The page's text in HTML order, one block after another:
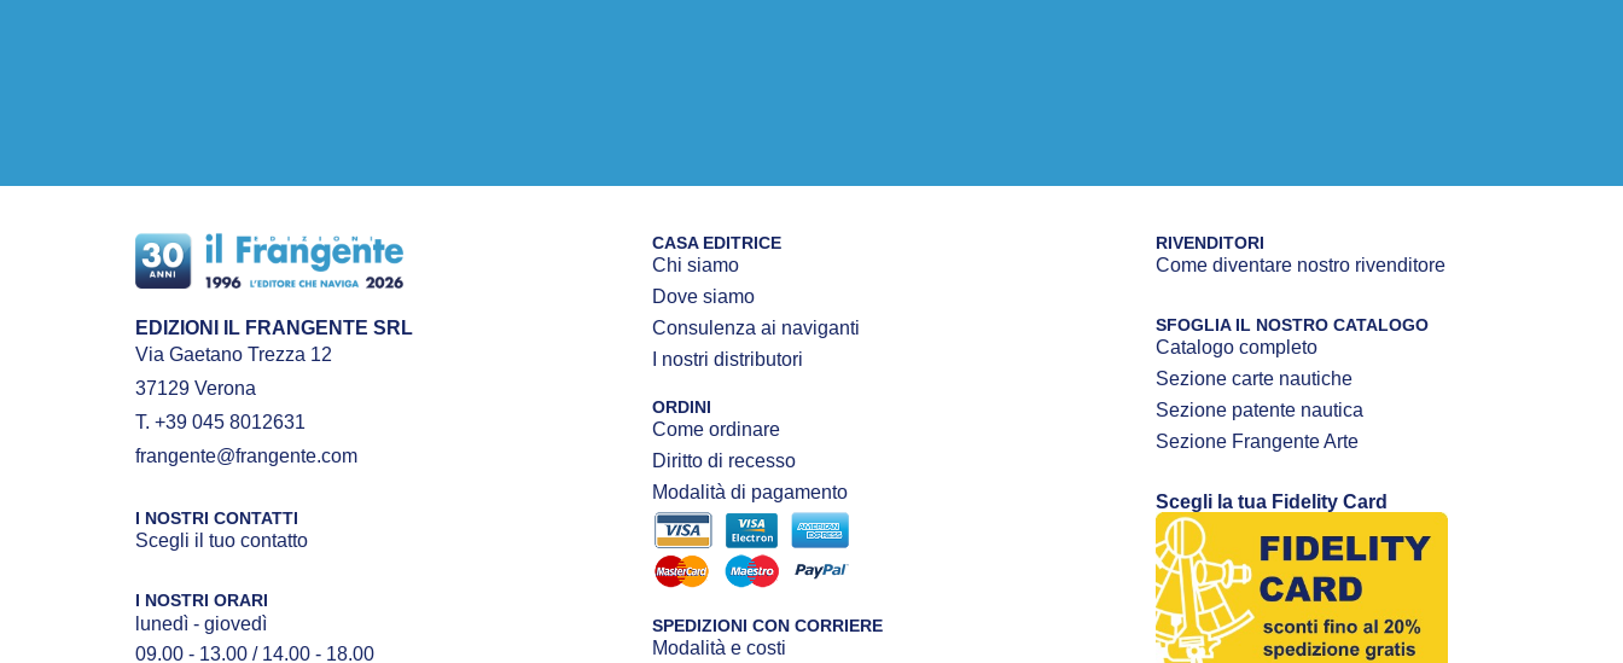
EDIZIONI IL FRANGENTE SRL
Via Gaetano Trezza 12
37129 Verona
T. +39 045 8012631
frangente@frangente.com
I NOSTRI CONTATTI
Scegli il tuo contatto
I NOSTRI ORARI
lunedì - giovedì
09.00 - 13.00 / 14.00 - 18.00
CASA EDITRICE
Chi siamo
Dove siamo
Consulenza ai naviganti
I nostri distributori
ORDINI
Come ordinare
Diritto di recesso
Modalità di pagamento
SPEDIZIONI CON CORRIERE
Modalità e costi
RIVENDITORI
Come diventare nostro rivenditore
SFOGLIA IL NOSTRO CATALOGO
Catalogo completo
Sezione carte nautiche
Sezione patente nautica
Sezione Frangente Arte
Scegli la tua Fidelity Card